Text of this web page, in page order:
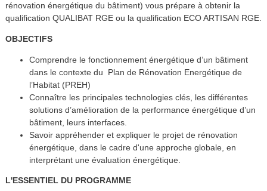
rénovation énergétique du bâtiment) vous prépare à obtenir la
qualification QUALIBAT RGE ou la qualification ECO ARTISAN RGE.
OBJECTIFS
Comprendre le fonctionnement énergétique d’un bâtiment
dans le contexte du Plan de Rénovation Energétique de
l’Habitat (PREH)
Connaître les principales technologies clés, les différentes
solutions d’amélioration de la performance énergétique d’un
bâtiment, leurs interfaces.
Savoir appréhender et expliquer le projet de rénovation
énergétique, dans le cadre d'une approche globale, en
interprétant une évaluation énergétique.
L'ESSENTIEL DU PROGRAMME